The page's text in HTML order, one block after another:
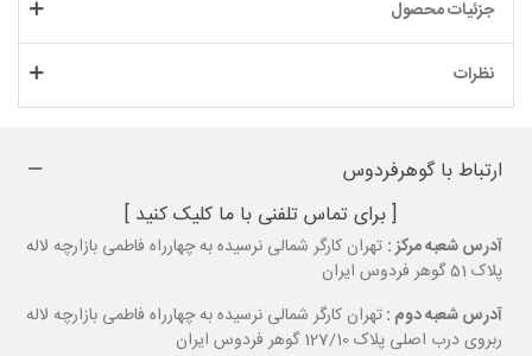
جزئیات محصول
نظرات
ارتباط با گوهرفردوس
[ برای تماس تلفنی با ما کلیک کنید ]
آدرس شعبه مرکز : تهران کارگر شمالی نرسیده به چهارراه فاطمی بازارچه لاله
پلاک 51 گوهر فردوس ایران
آدرس شعبه دوم :تهران کارگر شمالی نرسیده به چهارراه فاطمی بازارچه لاله
ربروی درب اصلی پلاک 127/10 گوهر فردوس ایران